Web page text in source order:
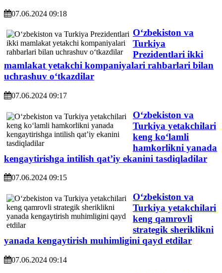
07.06.2024 09:18
O‘zbekiston va
Turkiya
Prezidentlari ikki
mamlakat yetakchi kompaniyalari rahbarlari bilan
uchrashuv o‘tkazdilar
07.06.2024 09:17
O‘zbekiston va
Turkiya yetakchilari
keng ko‘lamli
hamkorlikni yanada
kengaytirishga intilish qat’iy ekanini tasdiqladilar
07.06.2024 09:15
O‘zbekiston va
Turkiya yetakchilari
keng qamrovli
strategik sheriklikni
yanada kengaytirish muhimligini qayd etdilar
07.06.2024 09:14